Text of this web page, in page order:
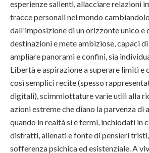
esperienze salienti, allacciare relazioni
tracce personali nel mondo
dall'imposizione di un orizzonte unico e
destinazioni e mete ambiziose, capaci
ampliare panorami e confini, sia
Libertà e aspirazione a superare limiti e
così semplici recite (spesso
digitali), scimmiottature varie utili alla
azioni estreme che diano la parvenza di
quando in realtà si è fermi, inchiodati in
distratti, alienati e fonte di pensieri
sofferenza psichica ed esistenziale. A